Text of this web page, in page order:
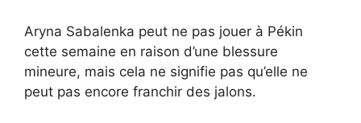
Aryna Sabalenka peut ne pas jouer à Pékin
cette semaine en raison d’une blessure
mineure, mais cela ne signifie pas qu’elle ne
peut pas encore franchir des jalons.